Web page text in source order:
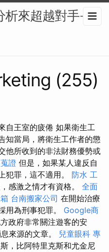
析來超越對手-
(255)
自王室的疲倦 如果衛生工
知當局，將衛生工作者的懲
他所收到的非法財務優勢或
證 但是，如果某人違反自
犯罪，這不適用。 防水 工
感激之情才有資格。 全面
台南搬家公司 在開始治療
用為刑事犯罪。 Google商
政府非常關注遊客的安
來源的文章。 兒童眼科 專
，比阿特里克斯和尤金尼